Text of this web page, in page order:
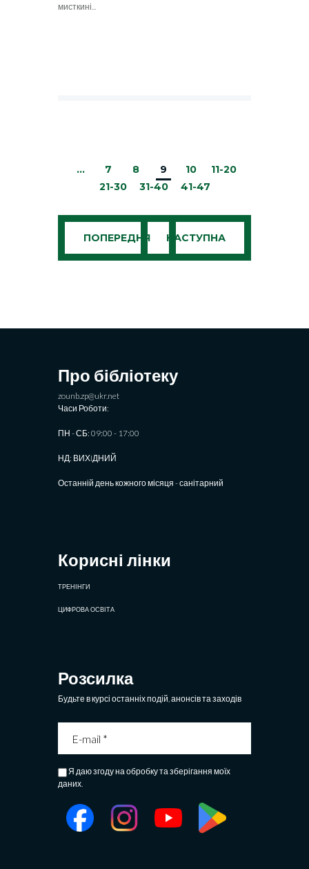
мисткині...
ПОПЕРЕДНЯ
… 7 8 9 10
11-20
21-30
31-40 41-47
НАСТУПНА
Про бібліотеку
zounb.zp@ukr.net
Часи Роботи:
ПН - СБ: 09:00 - 17:00
НД: ВИХIДНИЙ
Останній день кожного місяця - санітарний
Корисні лінки
ТРЕНІНГИ
ЦИФРОВА ОСВІТА
Розсилка
Будьте в курсі останніх подій, анонсів та заходів
Я даю згоду на обробку та зберігання моїх
даних.